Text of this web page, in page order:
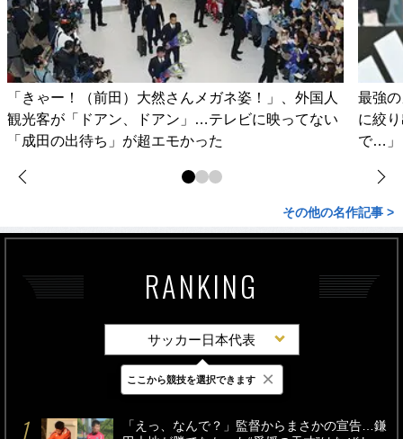
「きゃー！（前田）大然さんメガネ姿！」、外国人
観光客が「ドアン、ドアン」…テレビに映ってない
「成田の出待ち」が超エモかった
最強
に絞
で…」
その他の名作記事 >
RANKING
サッカー日本代表
最新 24時間 週間
「えっ、なんで？」監督からまさかの宣告…鎌
ここから競技を選択できます ×